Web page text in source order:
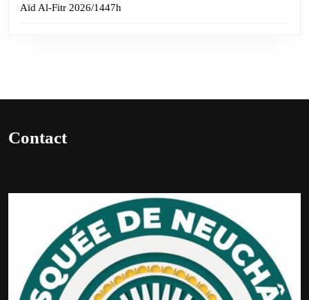
Aïd Al-Fitr 2026/1447h
Contact